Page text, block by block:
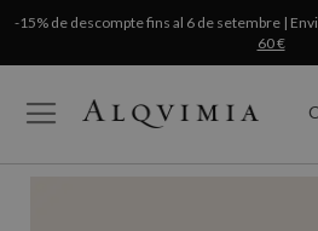
-15% de descompte fins al 6 de setembre |
60 €